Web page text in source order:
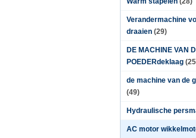
Verandermachine
draaien (29)
DE MACHINE VAN
POEDERdeklaag
de machine van de
(49)
Hydraulische
AC motor